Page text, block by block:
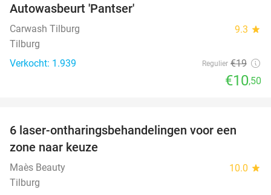
Autowasbeurt 'Pantser'
Carwash Tilburg 9.3 star
Tilburg
Verkocht: 1.939
Regulier €19
€10,50
59%
6 laser-ontharingsbehandelingen voor een
zone naar keuze
Maès Beauty 10.0 star
Tilburg